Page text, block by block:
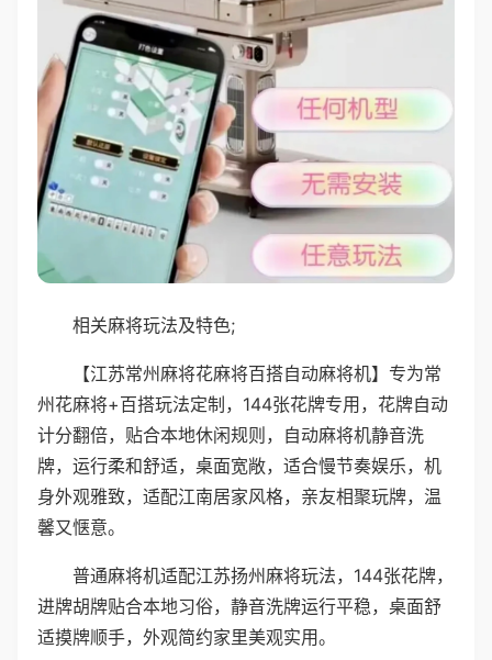
相关麻将玩法及特色;
【江苏常州麻将花麻将百搭自动麻将机】专为常
州花麻将+百搭玩法定制，144张花牌专用，花牌自动
计分翻倍，贴合本地休闲规则，自动麻将机静音洗
牌，运行柔和舒适，桌面宽敞，适合慢节奏娱乐，机
身外观雅致，适配江南居家风格，亲友相聚玩牌，温
馨又惬意。
普通麻将机适配江苏扬州麻将玩法，144张花牌，
进牌胡牌贴合本地习俗，静音洗牌运行平稳，桌面舒
适摸牌顺手，外观简约家里美观实用。